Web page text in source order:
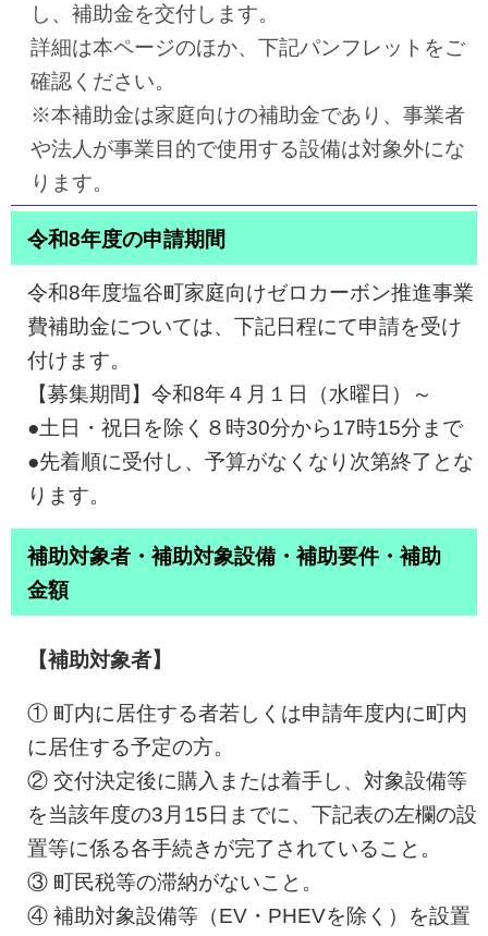
し、補助金を交付します。
詳細は本ページのほか、下記パンフレットをご
確認ください。
※本補助金は家庭向けの補助金であり、事業者
や法人が事業目的で使用する設備は対象外にな
ります。
令和8年度の申請期間
令和8年度塩谷町家庭向けゼロカーボン推進事業
費補助金については、下記日程にて申請を受け
付けます。
【募集期間】令和8年４月１日（水曜日）～
●土日・祝日を除く８時30分から17時15分まで
●先着順に受付し、予算がなくなり次第終了とな
ります。
補助対象者・補助対象設備・補助要件・補助
金額
【補助対象者】
① 町内に居住する者若しくは申請年度内に町内
に居住する予定の方。
② 交付決定後に購入または着手し、対象設備等
を当該年度の3月15日までに、下記表の左欄の設
置等に係る各手続きが完了されていること。
③ 町民税等の滞納がないこと。
④ 補助対象設備等（EV・PHEVを除く）を設置